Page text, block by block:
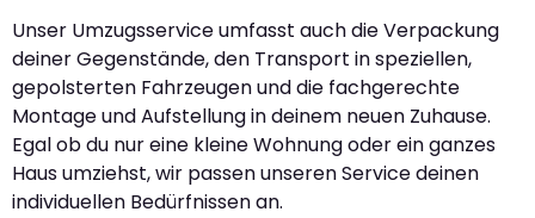
Unser Umzugsservice umfasst auch die Verpackung
deiner Gegenstände, den Transport in speziellen,
gepolsterten Fahrzeugen und die fachgerechte
Montage und Aufstellung in deinem neuen Zuhause.
Egal ob du nur eine kleine Wohnung oder ein ganzes
Haus umziehst, wir passen unseren Service deinen
individuellen Bedürfnissen an.